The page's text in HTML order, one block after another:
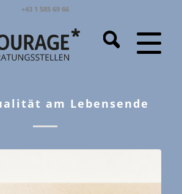
+43 1 585 69 66
am Lebensende